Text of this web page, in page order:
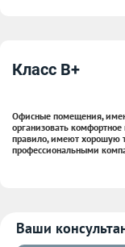
Класс B+
Офисные помещения,
организовать
правило, имеют хорошую
профессиональными
Ваши